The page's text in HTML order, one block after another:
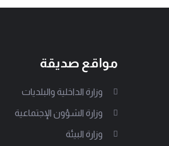
مواقع صديقة
وزارة الداخلية والبلديات
وزارة الشؤون الإجتماعية
وزارة البيئة